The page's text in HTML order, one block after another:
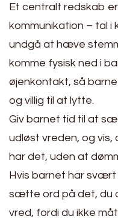
Et centralt redskab
kommunikation – tal
undgå at hæve
komme fysisk ned i
øjenkontakt, så
og villig til at lytte.
Giv barnet tid til at
udløst vreden, og
har det, uden at
Hvis barnet har svært
sætte ord på det, du
vred, fordi du ikke